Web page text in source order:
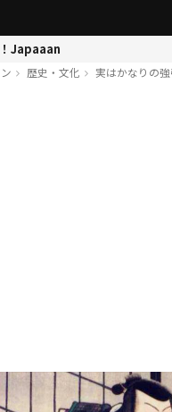
Japaaan
歴史・文化 実はかなりの